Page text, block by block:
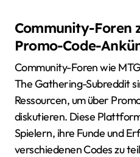
Community-Foren
Promo-Code-
Community-Foren wie
The Gathering-Subreddit
Ressourcen, um über
diskutieren. Diese
Spielern, ihre Funde und
verschiedenen Codes zu